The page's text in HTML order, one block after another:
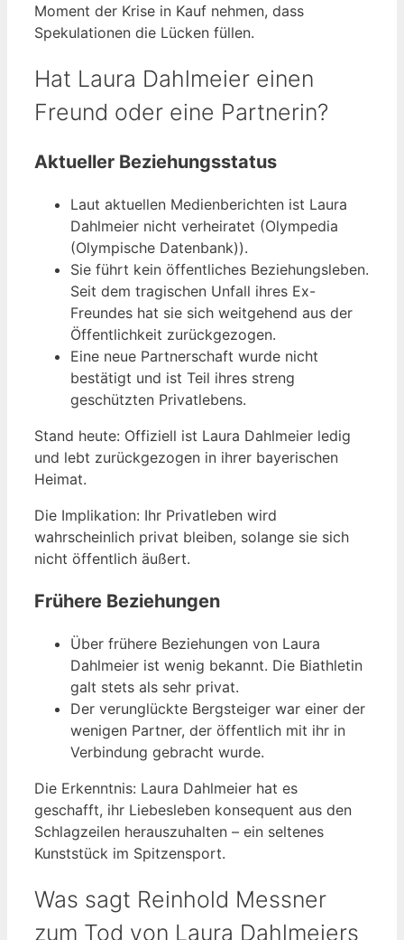
Moment der Krise in Kauf nehmen, dass
Spekulationen die Lücken füllen.
Hat Laura Dahlmeier einen
Freund oder eine Partnerin?
Aktueller Beziehungsstatus
Laut aktuellen Medienberichten ist Laura
Dahlmeier nicht verheiratet (Olympedia
(Olympische Datenbank)).
Sie führt kein öffentliches Beziehungsleben.
Seit dem tragischen Unfall ihres Ex-
Freundes hat sie sich weitgehend aus der
Öffentlichkeit zurückgezogen.
Eine neue Partnerschaft wurde nicht
bestätigt und ist Teil ihres streng
geschützten Privatlebens.
Stand heute: Offiziell ist Laura Dahlmeier ledig
und lebt zurückgezogen in ihrer bayerischen
Heimat.
Die Implikation: Ihr Privatleben wird
wahrscheinlich privat bleiben, solange sie sich
nicht öffentlich äußert.
Frühere Beziehungen
Über frühere Beziehungen von Laura
Dahlmeier ist wenig bekannt. Die Biathletin
galt stets als sehr privat.
Der verunglückte Bergsteiger war einer der
wenigen Partner, der öffentlich mit ihr in
Verbindung gebracht wurde.
Die Erkenntnis: Laura Dahlmeier hat es
geschafft, ihr Liebesleben konsequent aus den
Schlagzeilen herauszuhalten – ein seltenes
Kunststück im Spitzensport.
Was sagt Reinhold Messner
zum Tod von Laura Dahlmeiers